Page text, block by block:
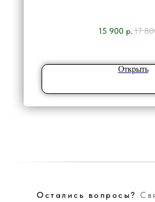
15 900 р.17
Открыть
Остались вопросы?